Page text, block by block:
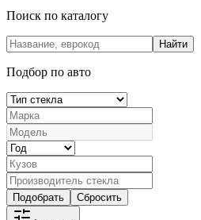
Поиск по каталогу
Найти
Подбор по авто
Подобрать Сбросить